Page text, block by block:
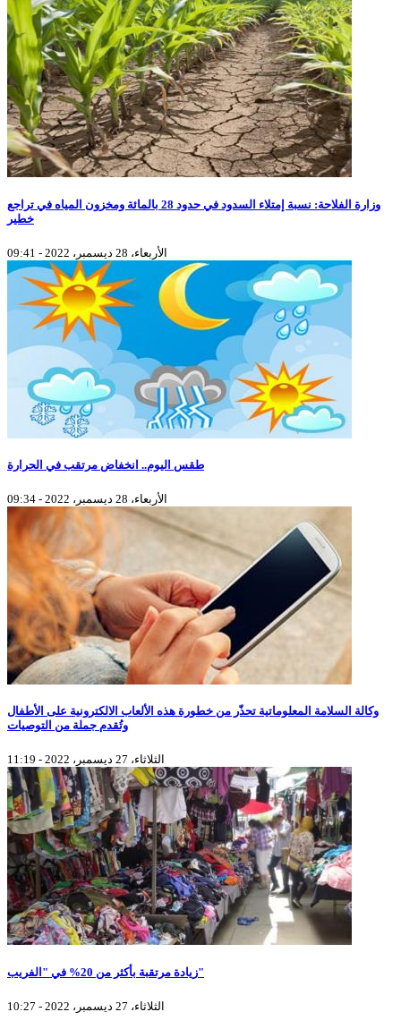
وزارة الفلاحة: نسبة إمتلاء السدود في حدود 28 بالمائة ومخزون المياه في تراجع
خطير
الأربعاء، 28 ديسمبر، 2022 - 09:41
طقس اليوم.. انخفاض مرتقب في الحرارة
الأربعاء، 28 ديسمبر، 2022 - 09:34
وكالة السلامة المعلوماتية تحذّر من خطورة هذه الألعاب الالكترونية على الأطفال
وتُقدم جملة من التوصيات
الثلاثاء، 27 ديسمبر، 2022 - 11:19
زيادة مرتقبة بأكثر من 20% في "الفريب"
الثلاثاء، 27 ديسمبر، 2022 - 10:27